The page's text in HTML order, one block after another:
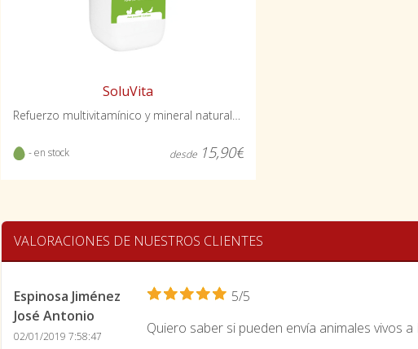
SoluVita
Refuerzo multivitamínico y mineral natural para aves y conejos
- en stock desde 15,90€
VALORACIONES DE NUESTROS CLIENTES
Espinosa Jiménez
José Antonio
02/01/2019 7:58:47
5/5
Quiero saber si pueden envía animales vivos